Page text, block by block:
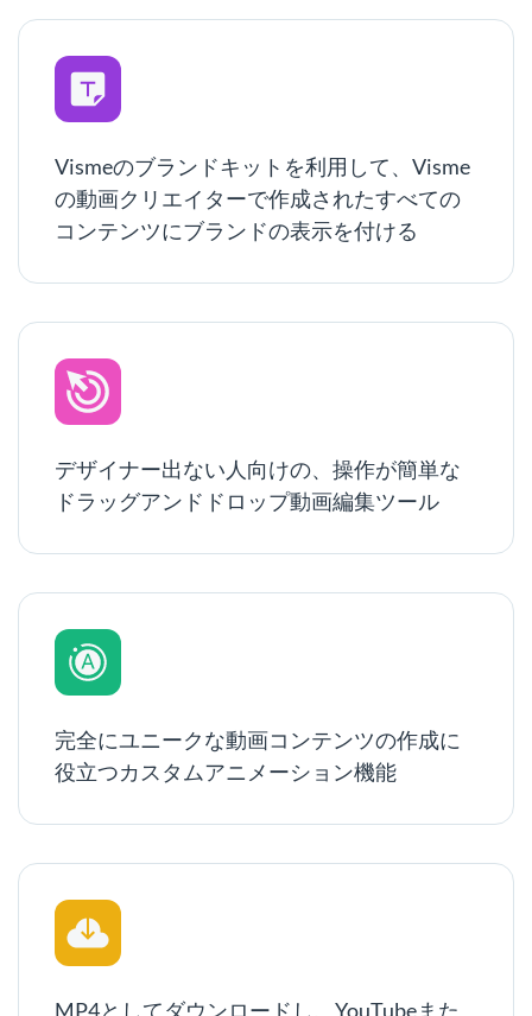
Vismeのブランドキットを利用して、Visme
の動画クリエイターで作成されたすべての
コンテンツにブランドの表示を付ける
デザイナー出ない人向けの、操作が簡単な
ドラッグアンドドロップ動画編集ツール
完全にユニークな動画コンテンツの作成に
役立つカスタムアニメーション機能
MP4としてダウンロードし、YouTubeまた